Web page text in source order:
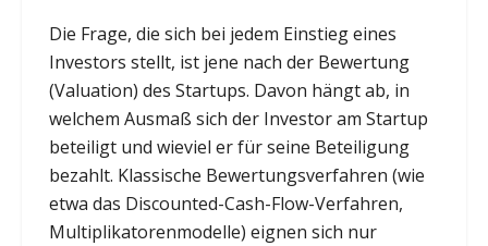
Die Frage, die sich bei jedem Einstieg eines
Investors stellt, ist jene nach der Bewertung
(Valuation) des Startups. Davon hängt ab, in
welchem Ausmaß sich der Investor am Startup
beteiligt und wieviel er für seine Beteiligung
bezahlt. Klassische Bewertungsverfahren (wie
etwa das Discounted-Cash-Flow-Verfahren,
Multiplikatorenmodelle) eignen sich nur